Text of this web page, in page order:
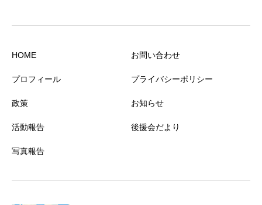
HOME
プロフィール
政策
活動報告
写真報告
お問い合わせ
プライバシーポリシー
お知らせ
後援会だより